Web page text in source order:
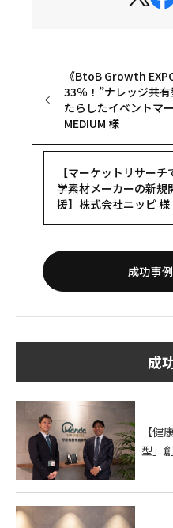
《BtoB Growth
33％！”ナレッジ共
たらしたイベントマ
MEDIUM 様
【マーケットリサー
学素材メーカーの新規
援】株式会社ニッピ 様
成功事
成
【健
型」